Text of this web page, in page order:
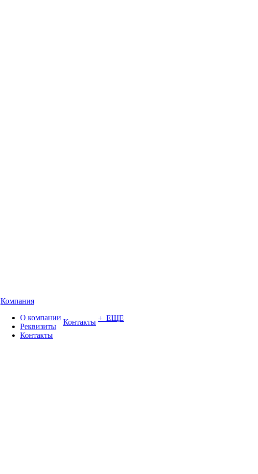
Компания
О компании
Реквизиты
Контакты
Контакты + ЕЩЕ